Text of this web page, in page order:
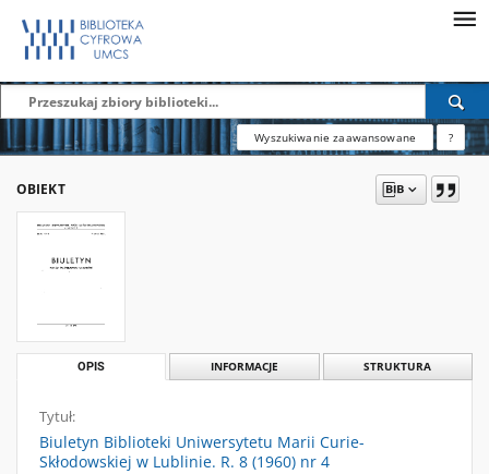
Wyszukiwanie zaawansowane ?
OBIEKT
OPIS INFORMACJE STRUKTURA
Tytuł:
Biuletyn Biblioteki Uniwersytetu Marii Curie-
Skłodowskiej w Lublinie. R. 8 (1960) nr 4